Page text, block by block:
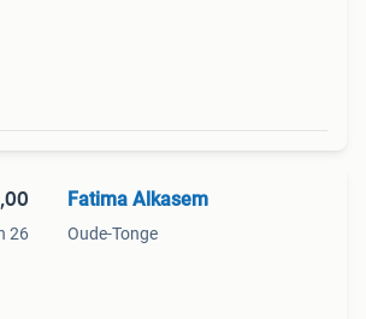
26
Fatima Alkasem
Oude-Tonge